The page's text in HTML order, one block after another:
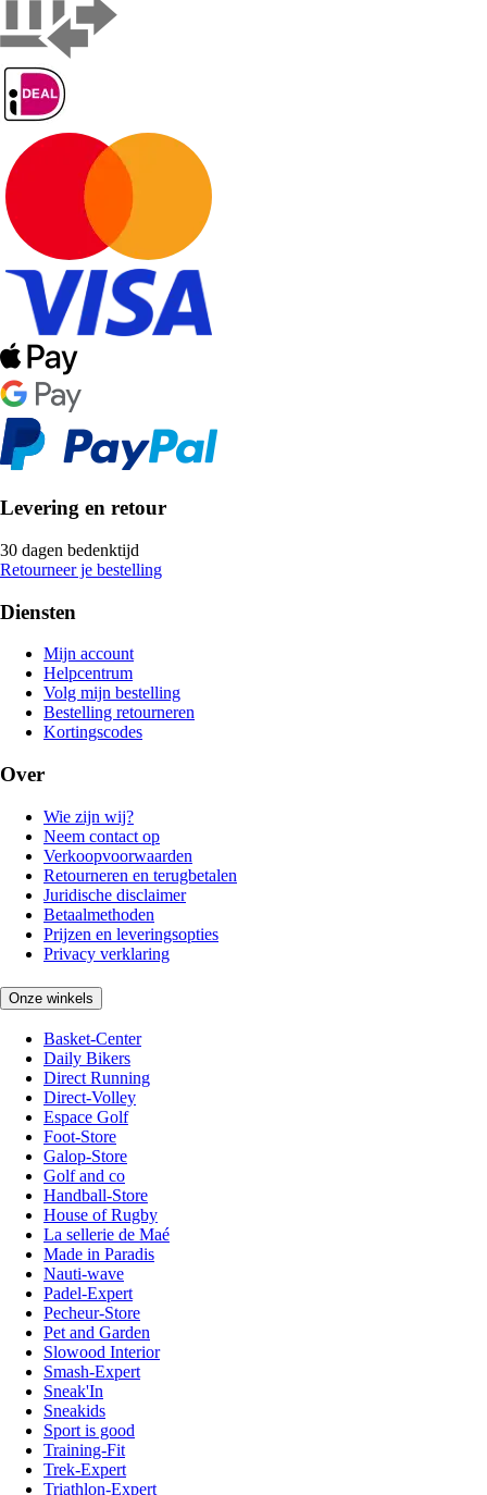
Levering en retour
30 dagen bedenktijd
Retourneer je bestelling
Diensten
Mijn account
Helpcentrum
Volg mijn bestelling
Bestelling retourneren
Kortingscodes
Over
Wie zijn wij?
Neem contact op
Verkoopvoorwaarden
Retourneren en terugbetalen
Juridische disclaimer
Betaalmethoden
Prijzen en leveringsopties
Privacy verklaring
Onze winkels
Basket-Center
Daily Bikers
Direct Running
Direct-Volley
Espace Golf
Foot-Store
Galop-Store
Golf and co
Handball-Store
House of Rugby
La sellerie de Maé
Made in Paradis
Nauti-wave
Padel-Expert
Pecheur-Store
Pet and Garden
Slowood Interior
Smash-Expert
Sneak'In
Sneakids
Sport is good
Training-Fit
Trek-Expert
Triathlon-Expert